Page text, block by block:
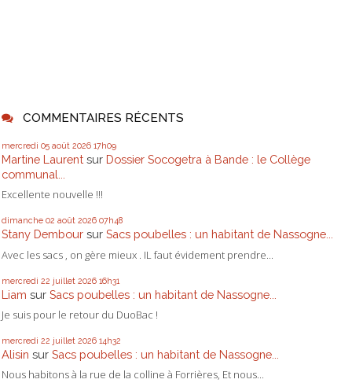
COMMENTAIRES RÉCENTS
mercredi 05 août 2026 17h09
Martine Laurent sur Dossier Socogetra à Bande : le Collège
communal...
Excellente nouvelle !!!
dimanche 02 août 2026 07h48
Stany Dembour sur Sacs poubelles : un habitant de Nassogne...
Avec les sacs , on gère mieux . IL faut évidement prendre...
mercredi 22 juillet 2026 16h31
Liam sur Sacs poubelles : un habitant de Nassogne...
Je suis pour le retour du DuoBac !
mercredi 22 juillet 2026 14h32
Alisin sur Sacs poubelles : un habitant de Nassogne...
Nous habitons à la rue de la colline à Forrières, Et nous...